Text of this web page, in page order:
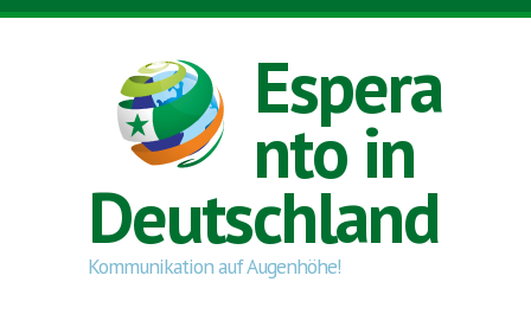
Direkt zum Inhalt
Espera
nto in
Deutschland
Kommunikation auf Augenhöhe!